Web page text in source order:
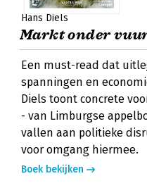
Hans Diels
Markt onder
Een must-read dat
spanningen en
Diels toont concrete
- van Limburgse
vallen aan politieke
voor omgang hiermee.
Boek bekijken